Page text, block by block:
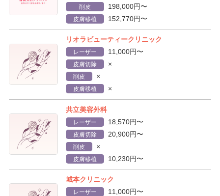
削皮 198,000円〜
皮膚移植 152,770円〜
リオラビューティークリニック
レーザー 11,000円〜
皮膚切除 ×
削皮 ×
皮膚移植 ×
共立美容外科
レーザー 18,570円〜
皮膚切除 20,900円〜
削皮 ×
皮膚移植 10,230円〜
城本クリニック
レーザー 11,000円〜